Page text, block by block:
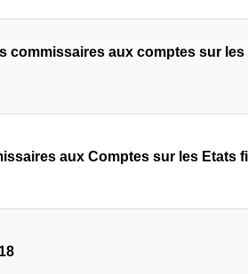
commissaires aux comptes sur
aux Comptes sur les Etats